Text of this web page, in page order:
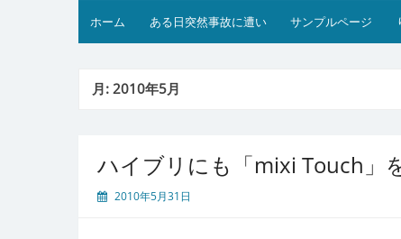
ホーム ある日突然事故に遭い サンプルページ
月:2010年5月
ハイブリにも「mixi Touch」
2010年5月31日